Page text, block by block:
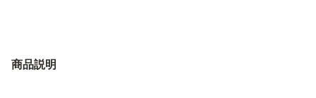
商品説明